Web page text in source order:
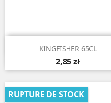
 Aperçu rapide
KINGFISHER 65CL
2,85 zł
RUPTURE DE STOCK